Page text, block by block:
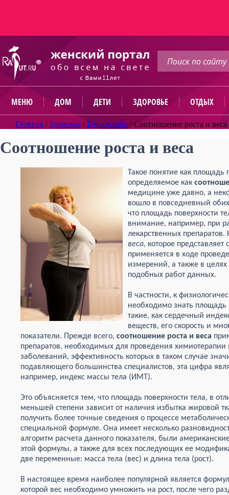
МЕНЮ ДОМ ДЕТИ ЗДОРОВЬЕ ОТДЫХ
Главная /Здоровье /Вес-онлайн /Соотношение роста и веса
Соотношение роста и веса
Такое понятие как площадь
определяемое как
медицине уже давно, а
вошло в повседневный
что площадь поверхности
внимание, например, при
лекарственных препаратов.
веса, которое
применяется в ходе
измерений, а также в
подобных работ данных.
В частности, к
необходимо знать площадь
такие, как сердечный
веществ, его скорость и
показатели. Прежде всего, соотношение роста и веса
препаратов, необходимых для проведения химиотерапии
заболеваний, эффективность которых в таком случае
подавляющего большинства специалистов, эта цифра
например, индекс массы тела (ИМТ).
Это объясняется тем, что площадь поверхности тела, в
меньшей степени зависит от наличия избытка жировой
получить более точные сведения о процессе
специальной формуле. Она имеет несколько
алгоритм расчета данного показателя, были
этой формулы, а также для всех последующих ее
две переменные: масса тела (вес) и длина тела (рост).
В настоящее время наиболее популярной является
которой вес необходимо умножить на рост, после чего